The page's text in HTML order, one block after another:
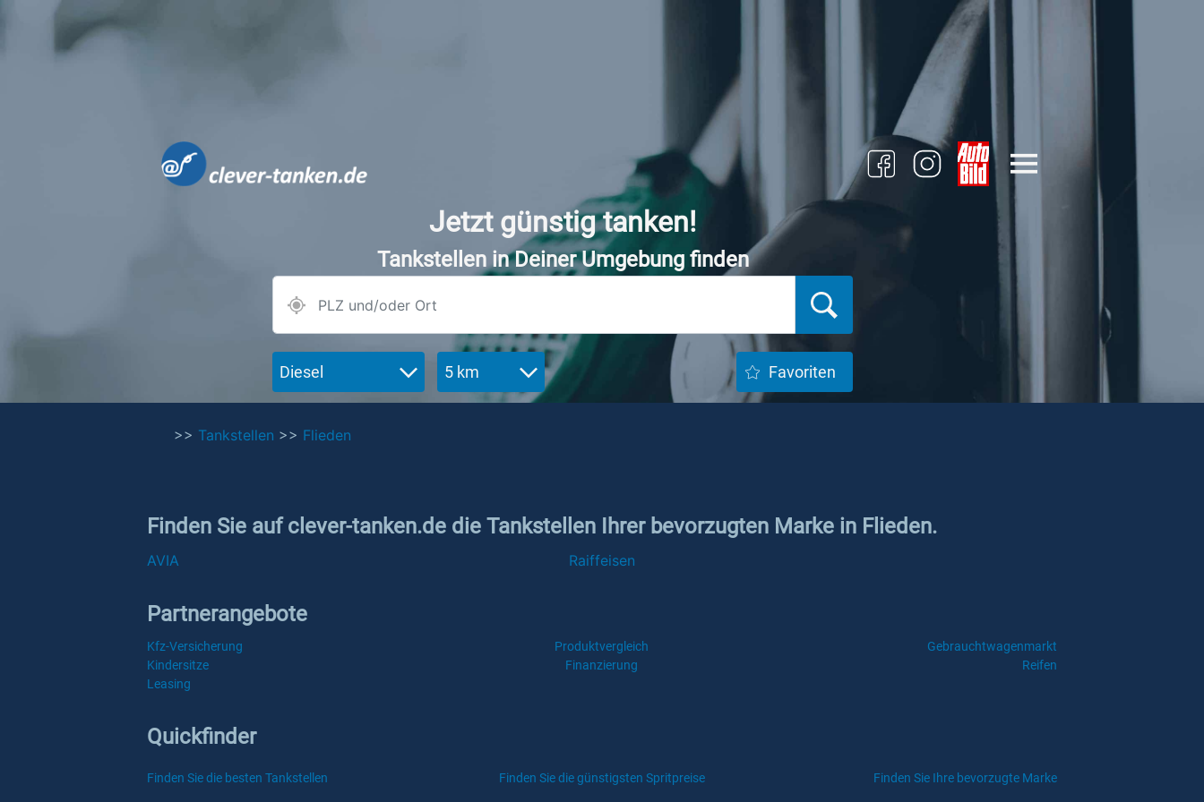
Jetzt günstig tanken!
Tankstellen in Deiner Umgebung finden
Diesel 5 km Favoriten
>> Tankstellen >> Flieden
Finden Sie auf clever-tanken.de die Tankstellen Ihrer bevorzugten Marke in Flieden.
AVIA Raiffeisen
Partnerangebote
Kfz-Versicherung Produktvergleich
Gebrauchtwagenmarkt
Kindersitze
Finanzierung
Reifen
Leasing
Quickfinder
Finden Sie die besten Tankstellen Finden Sie die günstigsten Spritpreise Finden Sie Ihre bevorzugte Marke